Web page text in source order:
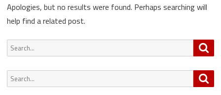
Apologies, but no results were found. Perhaps searching will
help find a related post.
Search
for:
Search
for: